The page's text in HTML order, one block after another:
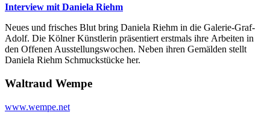
Interview mit Daniela Riehm
Neues und frisches Blut bring Daniela Riehm in die Galerie-Graf-
Adolf. Die Kölner Künstlerin präsentiert erstmals ihre Arbeiten in
den Offenen Ausstellungswochen. Neben ihren Gemälden stellt
Daniela Riehm Schmuckstücke her.
Waltraud Wempe
www.wempe.net